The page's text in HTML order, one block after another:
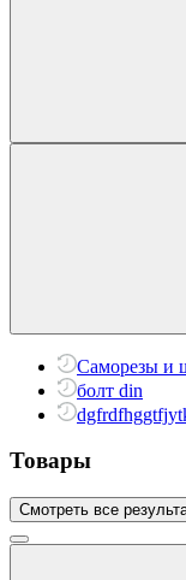
Саморезы и
болт din
Товары
Смотреть все